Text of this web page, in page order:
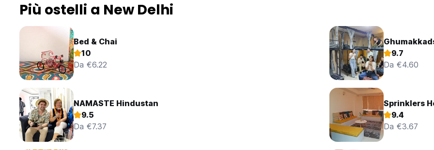
Più ostelli a New Delhi
Bed & Chai
10
Da €6.22
9.7
Da €4.60
NAMASTE Hindustan
9.5
Da €7.37
Sprinklers
9.4
Da €3.67